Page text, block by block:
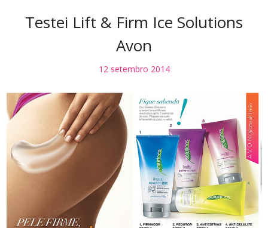
Testei Lift & Firm Ice Solutions
Avon
12 setembro 2014